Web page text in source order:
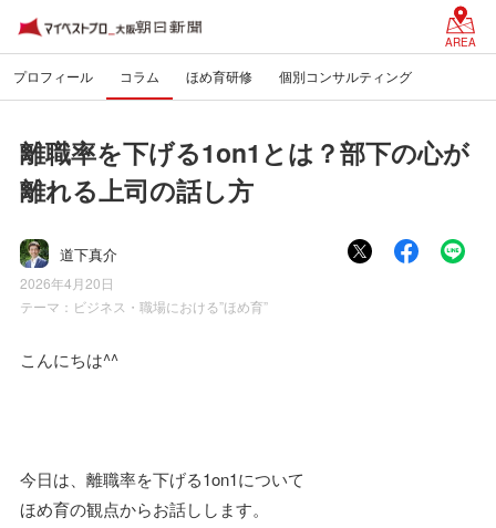
AREA
プロフィール コラム ほめ育研修 個別コンサルティング
離職率を下げる1on1とは？部下の心が
離れる上司の話し方
道下真介
2026年4月20日
テーマ： ビジネス・職場における”ほめ育”
こんにちは^^
今日は、離職率を下げる1on1について
ほめ育の観点からお話しします。